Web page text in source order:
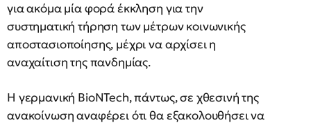
για ακόμα μία φορά έκκληση για την
συστηματική τήρηση των μέτρων κοινωνικής
αποστασιοποίησης, μέχρι να αρχίσει η
αναχαίτιση της πανδημίας.
Η γερμανική BioNTech, πάντως, σε χθεσινή της
ανακοίνωση αναφέρει ότι θα εξακολουθήσει να